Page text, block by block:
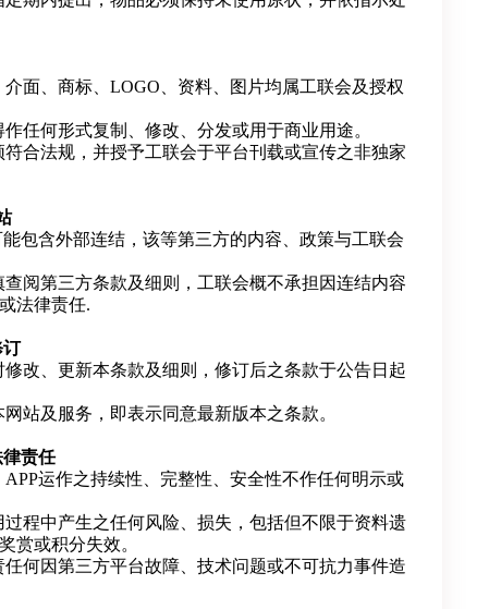
介面、商标、LOGO、资料、图片均属工联会及授权
作任何形式复制、修改、分发或用于商业用途。
符合法规，并授予工联会于平台刊载或宣传之非独家
能包含外部连结，该等第三方的内容、政策与工联会
查阅第三方条款及细则，工联会概不承担因连结内容
法律责任.
订
修改、更新本条款及细则，修订后之条款于公告日起
网站及服务，即表示同意最新版本之条款。
律责任
APP运作之持续性、完整性、安全性不作任何明示或
过程中产生之任何风险、损失，包括但不限于资料遗
赏或积分失效。
任何因第三方平台故障、技术问题或不可抗力事件造